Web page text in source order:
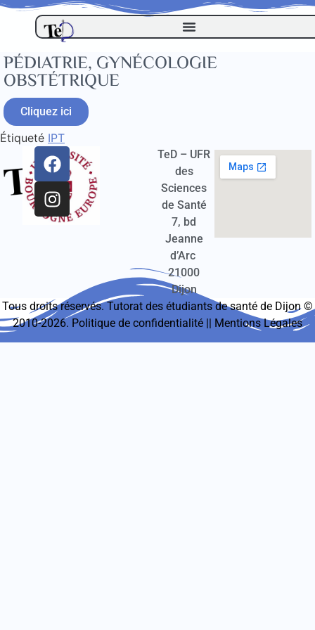
PÉDIATRIE, GYNÉCOLOGIE
OBSTÉTRIQUE
Cliquez ici
Étiqueté IPT
TeD – UFR
des
Sciences
de Santé
7, bd
Jeanne
d’Arc
21000
Dijon
Tous droits réservés. Tutorat des étudiants de santé de Dijon ©
2010-2026. Politique de confidentialité || Mentions Légales